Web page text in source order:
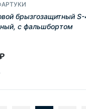
брызгозащитный
с фальшбортом